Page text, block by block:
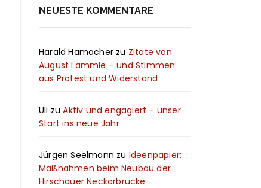
NEUESTE KOMMENTARE
Harald Hamacher zu Zitate von
August Lämmle – und Stimmen
aus Protest und Widerstand
Uli zuAktiv und engagiert – unser
Start ins neue Jahr
Jürgen Seelmann zu Ideenpapier:
Maßnahmen beim Neubau der
Hirschauer Neckarbrücke